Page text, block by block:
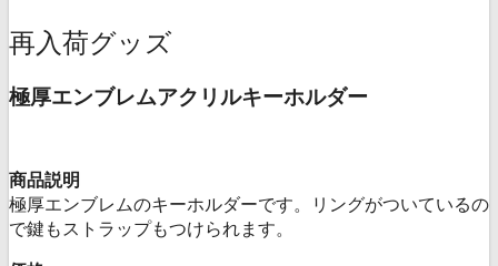
再入荷グッズ
極厚エンブレムアクリルキーホルダー
商品説明
極厚エンブレムのキーホルダーです。リングがついているの
で鍵もストラップもつけられます。